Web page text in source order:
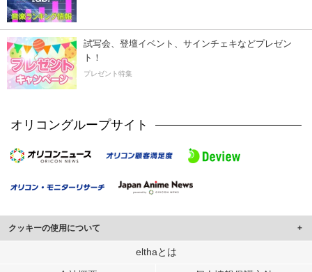
試写会、登壇イベント、サインチェキなどプレゼン
ト！
プレゼント特集
オリコングループサイト
クッキーの使用について
このサイトでは Cookie を使用して、ユーザーに合わせたコンテンツや広告の
elthaとは